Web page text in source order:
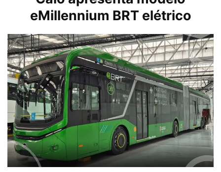
eMillennium BRT elétrico